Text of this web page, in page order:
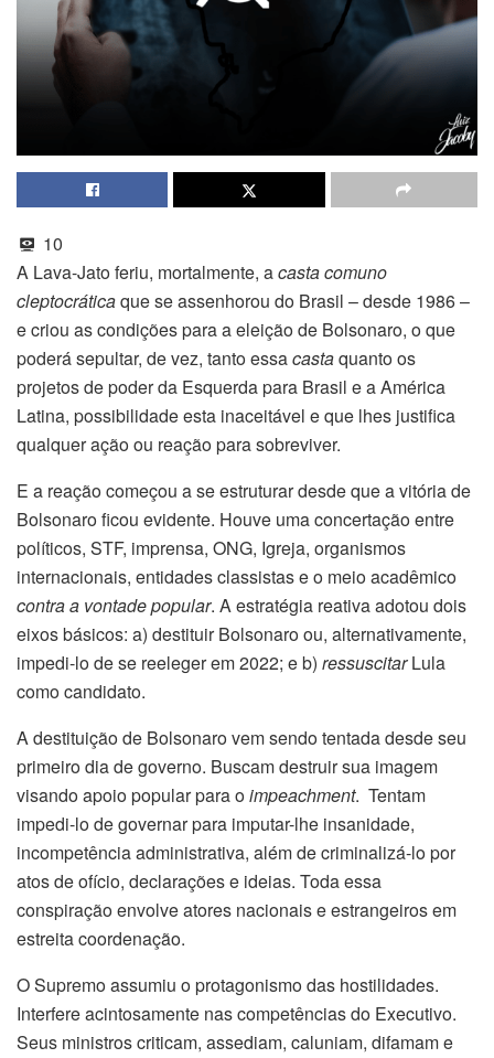
10
A Lava-Jato feriu, mortalmente, acasta comuno
cleptocráticaque se assenhorou do Brasil – desde 1986 –
e criou as condições para a eleição de Bolsonaro, o que
poderá sepultar, de vez, tanto essacastaquanto os
projetos de poder da Esquerda para Brasil e a América
Latina, possibilidade esta inaceitável e que lhes justifica
qualquer ação ou reação para sobreviver.
E a reação começou a se estruturar desde que a vitória de
Bolsonaro ficou evidente. Houve uma concertação entre
políticos, STF, imprensa, ONG, Igreja, organismos
internacionais, entidades classistas e o meio acadêmico
contra a vontade popular. A estratégia reativa adotou dois
eixos básicos: a) destituir Bolsonaro ou, alternativamente,
impedi-lo de se reeleger em 2022; e b) ressuscitarLula
como candidato.
A destituição de Bolsonaro vem sendo tentada desde seu
primeiro dia de governo. Buscam destruir sua imagem
visando apoio popular para oimpeachment. Tentam
impedi-lo de governar para imputar-lhe insanidade,
incompetência administrativa, além de criminalizá-lo por
atos de ofício, declarações e ideias. Toda essa
conspiração envolve atores nacionais e estrangeiros em
estreita coordenação.
O Supremo assumiu o protagonismo das hostilidades.
Interfere acintosamente nas competências do Executivo.
Seus ministros criticam, assediam, caluniam, difamam e